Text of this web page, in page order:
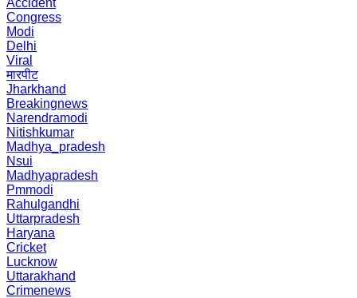
Accident
Congress
Modi
Delhi
Viral
मारपीट
Jharkhand
Breakingnews
Narendramodi
Nitishkumar
Madhya_pradesh
Nsui
Madhyapradesh
Pmmodi
Rahulgandhi
Uttarpradesh
Haryana
Cricket
Lucknow
Uttarakhand
Crimenews